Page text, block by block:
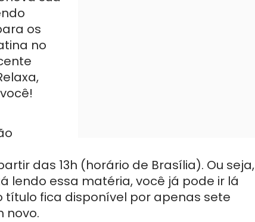
os
no
das 13h (horário de Brasília). Ou seja,
lendo essa matéria, você já pode ir lá
título fica disponível por apenas sete
novo.